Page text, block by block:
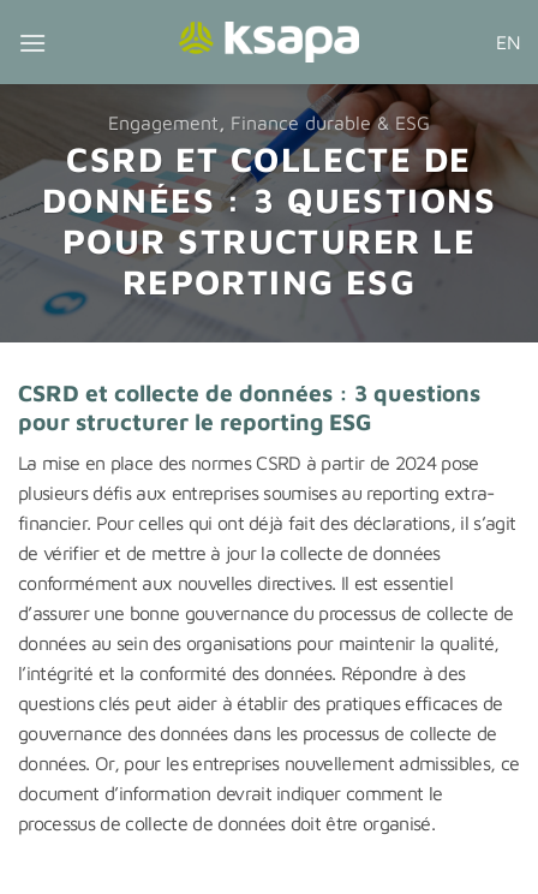
EN
Engagement, Finance durable & ESG
CSRD ET COLLECTE DE
DONNÉES : 3 QUESTIONS
POUR STRUCTURER LE
REPORTING ESG
CSRD et collecte de données : 3 questions
pour structurer le reporting ESG
La mise en place des normes CSRD à partir de 2024 pose
plusieurs défis aux entreprises soumises au reporting extra-
financier. Pour celles qui ont déjà fait des déclarations, il s’agit
de vérifier et de mettre à jour la collecte de données
conformément aux nouvelles directives. Il est essentiel
d’assurer une bonne gouvernance du processus de collecte de
données au sein des organisations pour maintenir la qualité,
l’intégrité et la conformité des données. Répondre à des
questions clés peut aider à établir des pratiques efficaces de
gouvernance des données dans les processus de collecte de
données. Or, pour les entreprises nouvellement admissibles, ce
document d’information devrait indiquer comment le
processus de collecte de données doit être organisé.